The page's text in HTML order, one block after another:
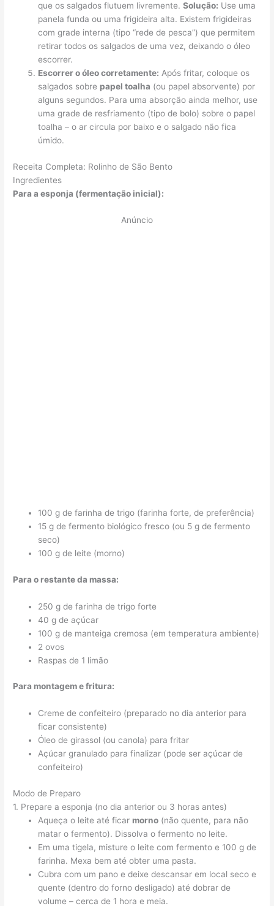
que os salgados flutuem livremente.Solução: Use uma
panela funda ou uma frigideira alta. Existem frigideiras
com grade interna (tipo “rede de pesca”) que permitem
retirar todos os salgados de uma vez, deixando o óleo
escorrer.
Escorrer o óleo corretamente: Após fritar, coloque os
salgados sobre papel toalha (ou papel absorvente) por
alguns segundos. Para uma absorção ainda melhor, use
uma grade de resfriamento (tipo de bolo) sobre o papel
toalha – o ar circula por baixo e o salgado não fica
úmido.
Receita Completa: Rolinho de São Bento
Ingredientes
Para a esponja (fermentação inicial):
Anúncio
100 g de farinha de trigo (farinha forte, de preferência)
15 g de fermento biológico fresco (ou 5 g de fermento
seco)
100 g de leite (morno)
Para o restante da massa:
250 g de farinha de trigo forte
40 g de açúcar
100 g de manteiga cremosa (em temperatura ambiente)
2 ovos
Raspas de 1 limão
Para montagem e fritura:
Creme de confeiteiro (preparado no dia anterior para
ficar consistente)
Óleo de girassol (ou canola) para fritar
Açúcar granulado para finalizar (pode ser açúcar de
confeiteiro)
Modo de Preparo
1. Prepare a esponja (no dia anterior ou 3 horas antes)
Aqueça o leite até ficar morno (não quente, para não
matar o fermento). Dissolva o fermento no leite.
Em uma tigela, misture o leite com fermento e 100 g de
farinha. Mexa bem até obter uma pasta.
Cubra com um pano e deixe descansar em local seco e
quente (dentro do forno desligado) até dobrar de
volume – cerca de 1 hora e meia.